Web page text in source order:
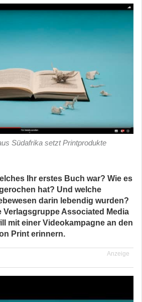
Südafrika setzt Printprodukte
Ihr erstes Buch war? Wie es
hat? Und welche
darin lebendig wurden?
Verlagsgruppe Associated Media
mit einer Videokampagne an den
Print erinnern.
Anzeige